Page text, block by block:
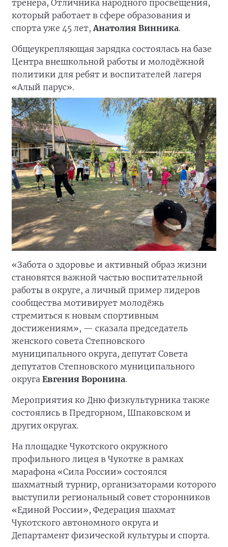
тренера, Отличника народного просвещения,
который работает в сфере образования и
спорта уже 45 лет, Анатолия Винника.
Общеукрепляющая зарядка состоялась на базе
Центра внешкольной работы и молодёжной
политики для ребят и воспитателей лагеря
«Алый парус».
«Забота о здоровье и активный образ жизни
становятся важной частью воспитательной
работы в округе, а личный пример лидеров
сообщества мотивирует молодёжь
стремиться к новым спортивным
достижениям», — сказала председатель
женского совета Степновского
муниципального округа, депутат Совета
депутатов Степновского муниципального
округа Евгения Воронина.
Мероприятия ко Дню физкультурника также
состоялись в Предгорном, Шпаковском и
других округах.
На площадке Чукотского окружного
профильного лицея в Чукотке в рамках
марафона «Сила России» состоялся
шахматный турнир, организаторами которого
выступили региональный совет сторонников
«Единой России», Федерация шахмат
Чукотского автономного округа и
Департамент физической культуры и спорта.